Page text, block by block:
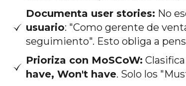
Documenta user stories: No
usuario: "Como gerente de
seguimiento". Esto obliga a
Prioriza con MoSCoW:
have, Won't have. Solo los